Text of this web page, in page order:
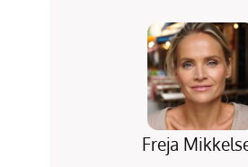
Freja